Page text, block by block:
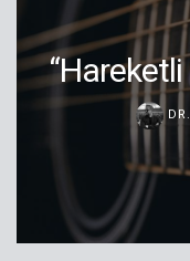
“Hareketli
DR.